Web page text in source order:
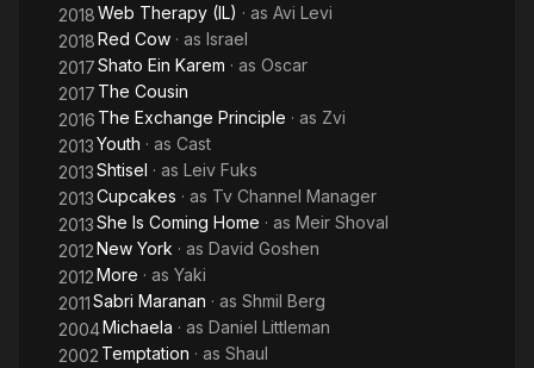
של דיסני.
2018Web Therapy (IL) · as Avi Levi
2018Red Cow · as Israel
2017Shato Ein Karem · as Oscar
2017 The Cousin
2016 The Exchange Principle · as Zvi
2013Youth · as Cast
2013Shtisel · as Leiv Fuks
2013Cupcakes · as Tv Channel Manager
2013She Is Coming Home · as Meir Shoval
2012New York · as David Goshen
2012More · as Yaki
2011Sabri Maranan · as Shmil Berg
2004Michaela · as Daniel Littleman
2002 Temptation · as Shaul